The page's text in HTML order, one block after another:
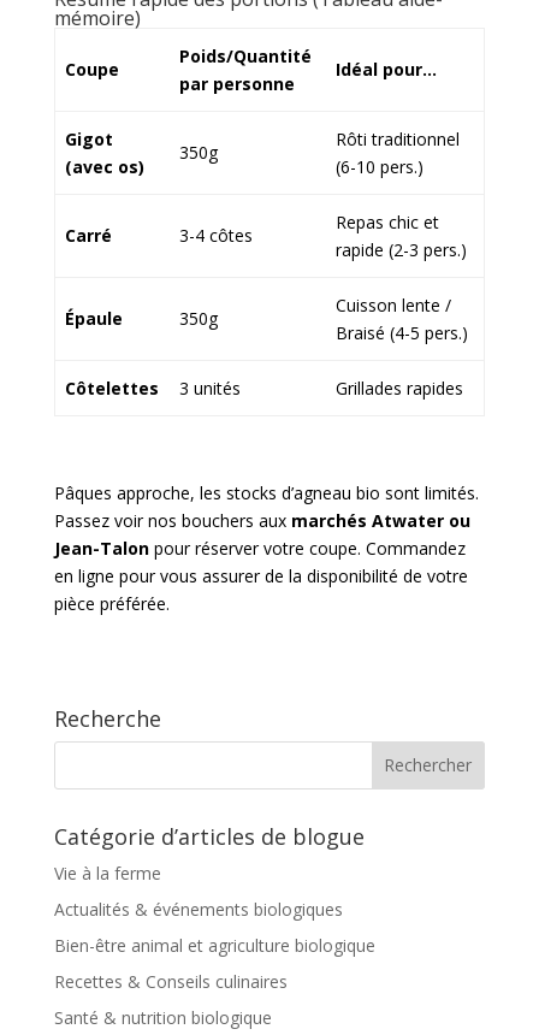
mémoire)
Coupe
Poids/Quantité
par personne
Idéal pour…
Gigot
(avec os)
350g
Rôti traditionnel
(6-10 pers.)
Carré 3-4 côtes
Repas chic et
rapide (2-3 pers.)
Épaule 350g
Cuisson lente /
Braisé (4-5 pers.)
Côtelettes 3 unités Grillades rapides
Pâques approche, les stocks d’agneau bio sont limités.
Passez voir nos bouchers aux marchés Atwater ou
Jean-Talonpour réserver votre coupe. Commandez
en ligne pour vous assurer de la disponibilité de votre
pièce préférée.
Recherche
Catégorie d’articles de blogue
Vie à la ferme
Actualités & événements biologiques
Bien-être animal et agriculture biologique
Recettes & Conseils culinaires
Santé & nutrition biologique